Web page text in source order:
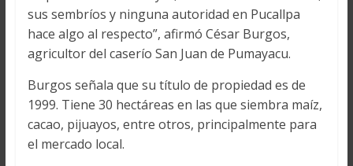
sus sembríos y ninguna autoridad en Pucallpa
hace algo al respecto”, afirmó César Burgos,
agricultor del caserío San Juan de Pumayacu.
Burgos señala que su título de propiedad es de
1999. Tiene 30 hectáreas en las que siembra maíz,
cacao, pijuayos, entre otros, principalmente para
el mercado local.